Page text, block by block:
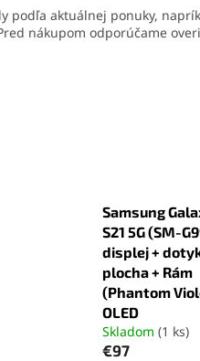
podľa aktuálnej ponuky,
nákupom odporúčame
Samsung
S21 5G (SM-
displej +
plocha + Rám
(Phantom
OLED
Skladom (1 ks)
€97